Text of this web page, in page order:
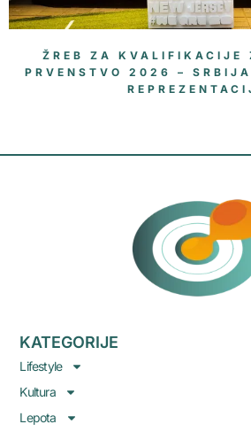
ŽREB ZA KVALIFIKACIJE
PRVENSTVO 2026 –
KATEGORIJE
Lifestyle
Kultura
Lepota